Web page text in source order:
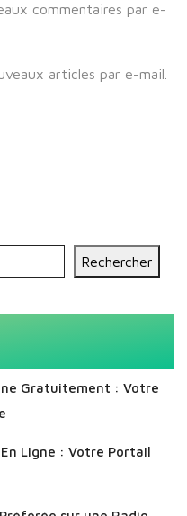
commentaires par e-
articles par e-mail.
Rechercher
Gratuitement : Votre
Ligne : Votre Portail